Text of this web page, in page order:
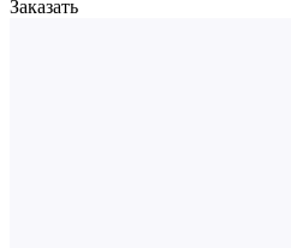
Заказать